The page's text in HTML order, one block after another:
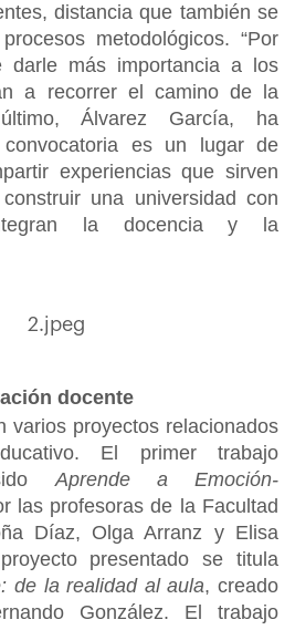
distancia que también se
metodológicos. “Por
darle más importancia a los
a recorrer el camino de la
Álvarez García, ha
es un lugar de
experiencias que sirven
una universidad con
la docencia y la
docente
varios proyectos relacionados
El primer trabajo
Aprende a Emoción-
las profesoras de la Facultad
Díaz, Olga Arranz y Elisa
presentado se titula
de la realidad al aula, creado
González. El trabajo